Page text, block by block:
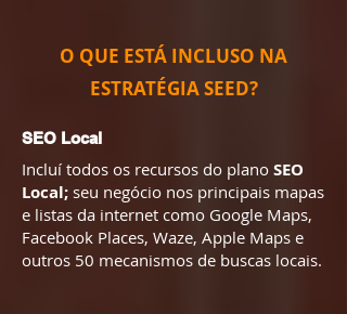
O QUE ESTÁ INCLUSO NA
ESTRATÉGIA SEED?
SEO Local
Incluí todos os recursos do plano SEO
Local; seu negócio nos principais mapas
e listas da internet como Google Maps,
Facebook Places, Waze, Apple Maps e
outros 50 mecanismos de buscas locais.